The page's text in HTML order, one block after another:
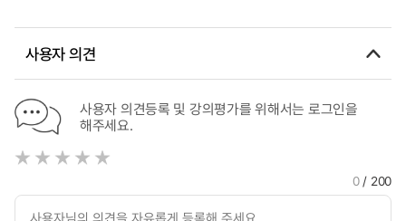
사용자 의견
사용자 의견등록 및 강의평가를 위해서는 로그인을
해주세요.
0/ 200